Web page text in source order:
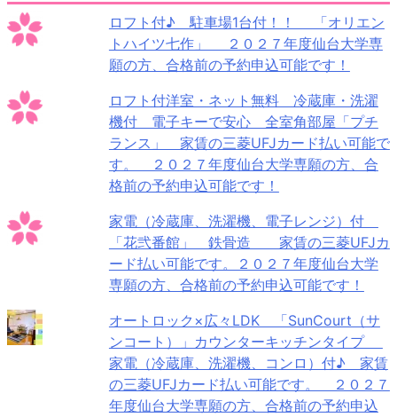
ロフト付♪ 駐車場1台付！！ 「オリエン
トハイツ七作」 ２０２７年度仙台大学専
願の方、合格前の予約申込可能です！
ロフト付洋室・ネット無料 冷蔵庫・洗濯
機付 電子キーで安心 全室角部屋「プチ
ランス」 家賃の三菱UFJカード払い可能で
す。 ２０２７年度仙台大学専願の方、合
格前の予約申込可能です！
家電（冷蔵庫、洗濯機、電子レンジ）付
「花弐番館」 鉄骨造 家賃の三菱UFJカ
ード払い可能です。２０２７年度仙台大学
専願の方、合格前の予約申込可能です！
オートロック×広々LDK 「SunCourt（サ
ンコート）」カウンターキッチンタイプ
家電（冷蔵庫、洗濯機、コンロ）付♪ 家賃
の三菱UFJカード払い可能です。 ２０２７
年度仙台大学専願の方、合格前の予約申込